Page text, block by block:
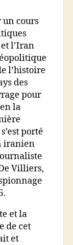
cours
l’Iran
l’histoire
des
pour
la
porté
iranien
Villiers,
et la
de cet
et